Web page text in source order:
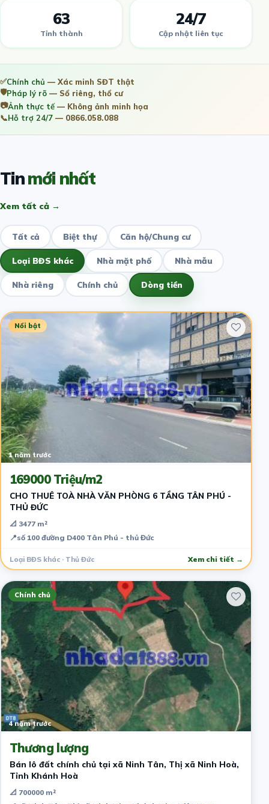
63
Tỉnh thành
24/7
Cập nhật liên tục
✅Chính chủ — Xác minh SĐT thật
🛡️Pháp lý rõ — Sổ riêng, thổ cư
📷Ảnh thực tế— Không ảnh minh họa
📞Hỗ trợ 24/7 — 0866.058.088
Tinmới nhất
Xem tất cả →
Tất cả Biệt thự Căn hộ/Chung cư
Loại BĐS khác Nhà mặt phố Nhà mẫu
Nhà riêng Chính chủ Dòng tiền
Nổi bật
1 năm trước
169000 Triệu/m2
CHO THUÊ TOÀ NHÀ VĂN PHÒNG 6 TẦNG TÂN PHÚ -
THỦ ĐỨC
📐 3477 m²
📍số 100 đường D400 Tân Phú - thủ Đức
Loại BĐS khác · Thủ Đức Xem chi tiết →
Chính chủ
4 năm trước
Thương lượng
Bán lô đất chính chủ tại xã Ninh Tân, Thị xã Ninh Hoà,
Tỉnh Khánh Hoà
📐 700000 m²